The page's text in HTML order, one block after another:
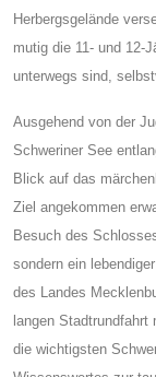
Herbergsgelände
mutig die 11- und 12-
unterwegs sind,
Ausgehend von der
Schweriner See
Blick auf das
Ziel angekommen
Besuch des
sondern ein
des Landes
langen Stadtrundfahrt
die wichtigsten